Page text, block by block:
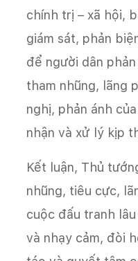
chính trị – xã hội,
giám sát, phản
để người dân
tham nhũng, lãng
nghị, phản ánh
nhận và xử lý kịp
Kết luận, Thủ
nhũng, tiêu cực,
cuộc đấu tranh
và nhạy cảm, đòi